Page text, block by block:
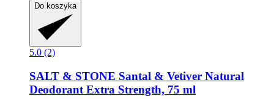
Do koszyka
5.0 (2)
SALT & STONE Santal & Vetiver Natural
Deodorant Extra Strength, 75 ml